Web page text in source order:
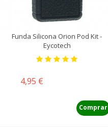
Funda Silicona Orion Pod Kit -
Eycotech
Precio
4,95 €
Comprar